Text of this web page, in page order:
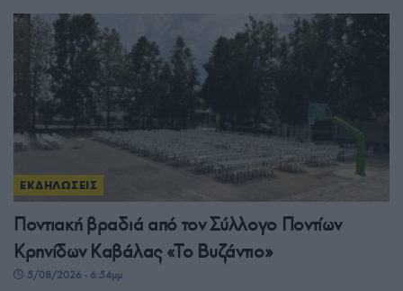
ΕΚΔΗΛΩΣΕΙΣ
Ποντιακή βραδιά από τον Σύλλογο Ποντίων
Κρηνίδων Καβάλας «Το Βυζάντιο»
5/08/2026 - 6:54μμ